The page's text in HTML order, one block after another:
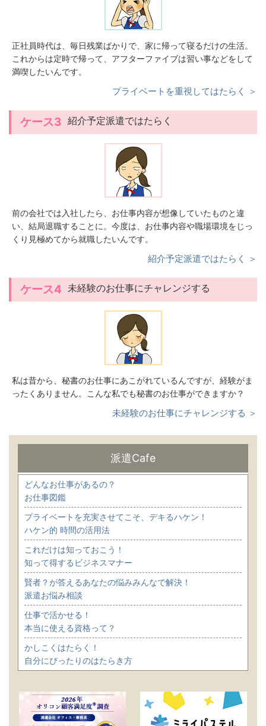
正社員時代は、毎日残業ばかりで、家に帰って寝るだけの生活。
これからは定時で帰って、アフターファイブは習い事などをして
満喫したいんです。
プライベートを重視してはたらく ＞
ケース3 紹介予定派遣ではたらく
前の会社では入社したら、お仕事内容が想像していたものと違
い、結局退職することに。今度は、お仕事内容や職場環境をじっ
くり見極めてから就職したいんです。
紹介予定派遣ではたらく ＞
ケース4 未経験のお仕事にチャレンジする
私は昔から、秘書のお仕事にあこがれているんですが、経験がま
ったくありません。こんな私でも秘書のお仕事ができますか？
未経験のお仕事にチャレンジする ＞
派遣Cafe
どんなお仕事があるの？
お仕事図鑑
プライベートを充実させてこそ、デキるハケン！
ハケン的 時間の活用法
これだけは知っておこう！
知って得するビジネスマナー
賢者？が答えるあなたの悩みみんなで解決！
派遣お悩み相談
仕事で活かせる！
本当に使える資格って？
かしこくはたらく！
自分にぴったりのはたらき方